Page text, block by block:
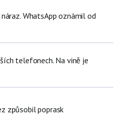
WhatsApp oznámil od
telefonech. Na vině je
způsobil poprask